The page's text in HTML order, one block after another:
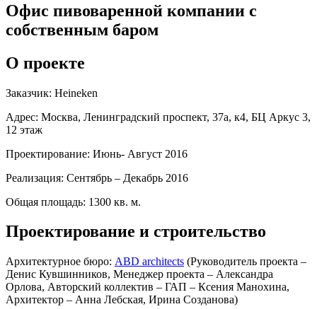
Офис пивоваренной компании с
собственным баром
О проекте
Заказчик: Heineken
Адрес: Москва, Ленинградский проспект, 37а, к4, БЦ Аркус 3,
12 этаж
Проектирование: Июнь- Август 2016
Реализация: Сентябрь – Декабрь 2016
Общая площадь: 1300 кв. м.
Проектирование и строительство
Архитектурное бюро: ABD architects (Руководитель проекта –
Денис Кувшинников, Менеджер проекта – Александра
Орлова, Авторский коллектив – ГАП – Ксения Манохина,
Архитектор – Анна Лебская, Ирина Созданова)